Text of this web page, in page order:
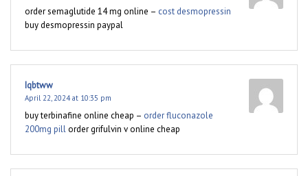
order semaglutide 14 mg online – cost desmopressin
buy desmopressin paypal
Iqbtww
April 22, 2024 at 10:35 pm
buy terbinafine online cheap – order fluconazole
200mg pillorder grifulvin v online cheap